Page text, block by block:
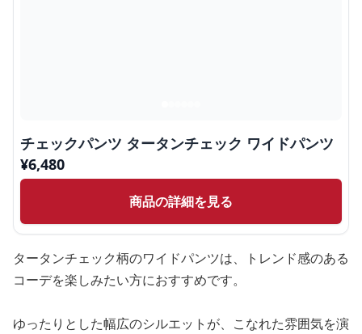
チェックパンツ タータンチェック ワイドパンツ
¥6,480
商品の詳細を見る
タータンチェック柄のワイドパンツは、トレンド感のある
コーデを楽しみたい方におすすめです。
ゆったりとした幅広のシルエットが、こなれた雰囲気を演